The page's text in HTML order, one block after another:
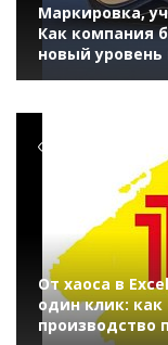
Маркировка,
Как компания
новый
От хаоса в
один клик: как
производство